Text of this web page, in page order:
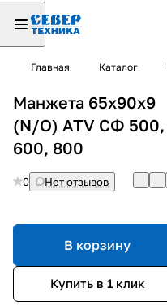
Главная Каталог
Манжета 65х90х9
(N/O) ATV СФ 500,
600, 800
0 Нет отзывов
В корзину
Купить в 1 клик